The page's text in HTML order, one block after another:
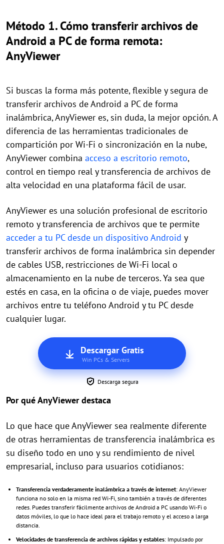
Método 1. Cómo transferir archivos de
Android a PC de forma remota:
AnyViewer
Si buscas la forma más potente, flexible y segura de
transferir archivos de Android a PC de forma
inalámbrica, AnyViewer es, sin duda, la mejor opción. A
diferencia de las herramientas tradicionales de
compartición por Wi-Fi o sincronización en la nube,
AnyViewer combina acceso a escritorio remoto,
control en tiempo real y transferencia de archivos de
alta velocidad en una plataforma fácil de usar.
AnyViewer es una solución profesional de escritorio
remoto y transferencia de archivos que te permite
acceder a tu PC desde un dispositivo Android y
transferir archivos de forma inalámbrica sin depender
de cables USB, restricciones de Wi-Fi local o
almacenamiento en la nube de terceros. Ya sea que
estés en casa, en la oficina o de viaje, puedes mover
archivos entre tu teléfono Android y tu PC desde
cualquier lugar.
Descargar Gratis
Win PCs & Servers
Descarga segura
Por qué AnyViewer destaca
Lo que hace que AnyViewer sea realmente diferente
de otras herramientas de transferencia inalámbrica es
su diseño todo en uno y su rendimiento de nivel
empresarial, incluso para usuarios cotidianos:
Transferencia verdaderamente inalámbrica a través de internet: AnyViewer
funciona no solo en la misma red Wi-Fi, sino también a través de diferentes
redes. Puedes transferir fácilmente archivos de Android a PC usando Wi-Fi o
datos móviles, lo que lo hace ideal para el trabajo remoto y el acceso a larga
distancia.
Velocidades de transferencia de archivos rápidas y estables: Impulsado por